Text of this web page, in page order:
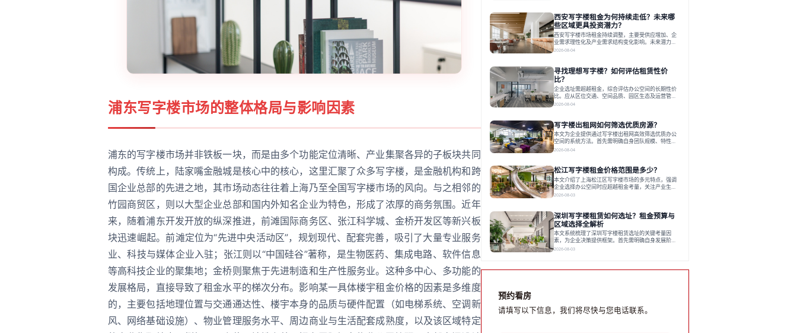
浦东写字楼市场的整体格局与影响因素
浦东的写字楼市场并非铁板一块，而是由多个功能定位清晰、产业集聚各异的子板块共同
构成。传统上，陆家嘴金融城是核心中的核心，这里汇聚了众多写字楼，是金融机构和跨
国企业总部的先进之地，其市场动态往往着上海乃至全国写字楼市场的风向。与之相邻的
竹园商贸区，则以大型企业总部和国内外知名企业为特色，形成了浓厚的商务氛围。近年
来，随着浦东开发开放的纵深推进，前滩国际商务区、张江科学城、金桥开发区等新兴板
块迅速崛起。前滩定位为“先进中央活动区”，规划现代、配套完善，吸引了大量专业服务
业、科技与媒体企业入驻；张江则以“中国硅谷”著称，是生物医药、集成电路、软件信息
等高科技企业的聚集地；金桥则聚焦于先进制造和生产性服务业。这种多中心、多功能的
发展格局，直接导致了租金水平的梯次分布。影响某一具体楼宇租金价格的因素是多维度
的，主要包括地理位置与交通通达性、楼宇本身的品质与硬件配置（如电梯系统、空调新
风、网络基础设施）、物业管理服务水平、周边商业与生活配套成熟度，以及该区域特定
的全周期保障体系。德必集团通过标准化服务与个性
化运营结合，以全国布局和产业生态圈为企业提供稳
定支持，体现了从信息撮合到深度服务的能力转变。
在为企业寻找办公空间的过程中，
西安写字楼租金为何持续走低？未来哪
些区域更具投资潜力？
西安写字楼市场租金持续调整，主要受供应增加、企
业需求理性化及产业需求结构变化影响。未来潜力区
域集中在产业集聚、交利及城市更新地带，如高新区
运营方通过空间优化与社群服务，助力企业成长，推
动市场向多元化、高性价比方向发展。近年来，西安
写字楼市场呈现出租金持续调整的态势，这一现象引
发了的广泛关注。作为西部重要
2026-08-04
寻找理想写字楼？如何评估租赁性价
比？
企业选址需超越租金，综合评估办公空间的长期性价
比。应从区位交通、空间品质、园区生态及运营管理
四个核心维度权衡财务支出与长期价值回报。理想的
衡。对于许多正在成长或寻求稳定发展的企业而言，
寻找一处合适的办公空间是一项至关重要的决策。这
不仅关系到团队的日常工作效率与协作氛围，更直接
影响着企业的品牌形象、运营成本
2026-08-04
写字楼出租网如何筛选优质房源？
本文为企业提供通过写字楼出租网高效筛选优质办公
空间的系统方法。首先需明确自身团队规模、特性、
预算等核心需求。线上筛选时，应深入解读房源参
背景与持续服务能力。完成线上初选后，必须进行线
下实地验证，核对空间实景、测试设施、感受园区氛
围并确认合同条款，从而做出精确决策。在数字化时
代，写字楼出租网已成为企业寻找
2026-08-04
松江写字楼租金价格范围是多少？
本文介绍了上海松江区写字楼市场的多元特点，强调
企业选择办公空间时应超越租金考量，关注产业生态
与综合服务。文章分析了市场概况、影响空间价值的
建服务生态助力企业成长，建议企业系统评估需求与
长期价值，选择匹配的发展载体。对于许多寻求在上
海松江区设立或扩展办公空间的企业而言，了解该区
域的写字楼市场概况是决策的首先
2026-08-03
深圳写字楼租赁如何选址？租金预算与
区域选择全解析
本文系统梳理了深圳写字楼租赁选址的关键考量因
素，为企业决策提供框架。首先需明确自身发展阶
段、团队规模和文化特质等核心需求。深圳多中心商
业园注重生态与社群，适合文创、科技类企业。评估
2026-08-03
预约看房
请填写以下信息，我们将尽快与您电话联系。